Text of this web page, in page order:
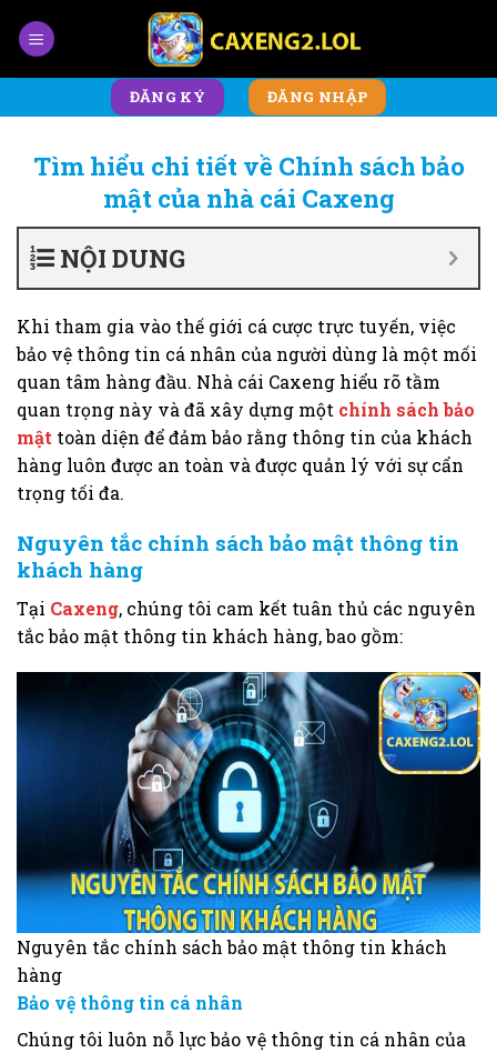
ĐĂNG KÝ ĐĂNG NHẬP
Tìm hiểu chi tiết về Chính sách bảo
mật của nhà cái Caxeng
NỘI DUNG
Khi tham gia vào thế giới cá cược trực tuyến, việc
bảo vệ thông tin cá nhân của người dùng là một mối
quan tâm hàng đầu. Nhà cái Caxeng hiểu rõ tầm
quan trọng này và đã xây dựng một chính sách bảo
mật toàn diện để đảm bảo rằng thông tin của khách
hàng luôn được an toàn và được quản lý với sự cẩn
trọng tối đa.
Nguyên tắc chính sách bảo mật thông tin
khách hàng
Tại Caxeng, chúng tôi cam kết tuân thủ các nguyên
tắc bảo mật thông tin khách hàng, bao gồm:
Nguyên tắc chính sách bảo mật thông tin khách
hàng
Bảo vệ thông tin cá nhân
Chúng tôi luôn nỗ lực bảo vệ thông tin cá nhân của